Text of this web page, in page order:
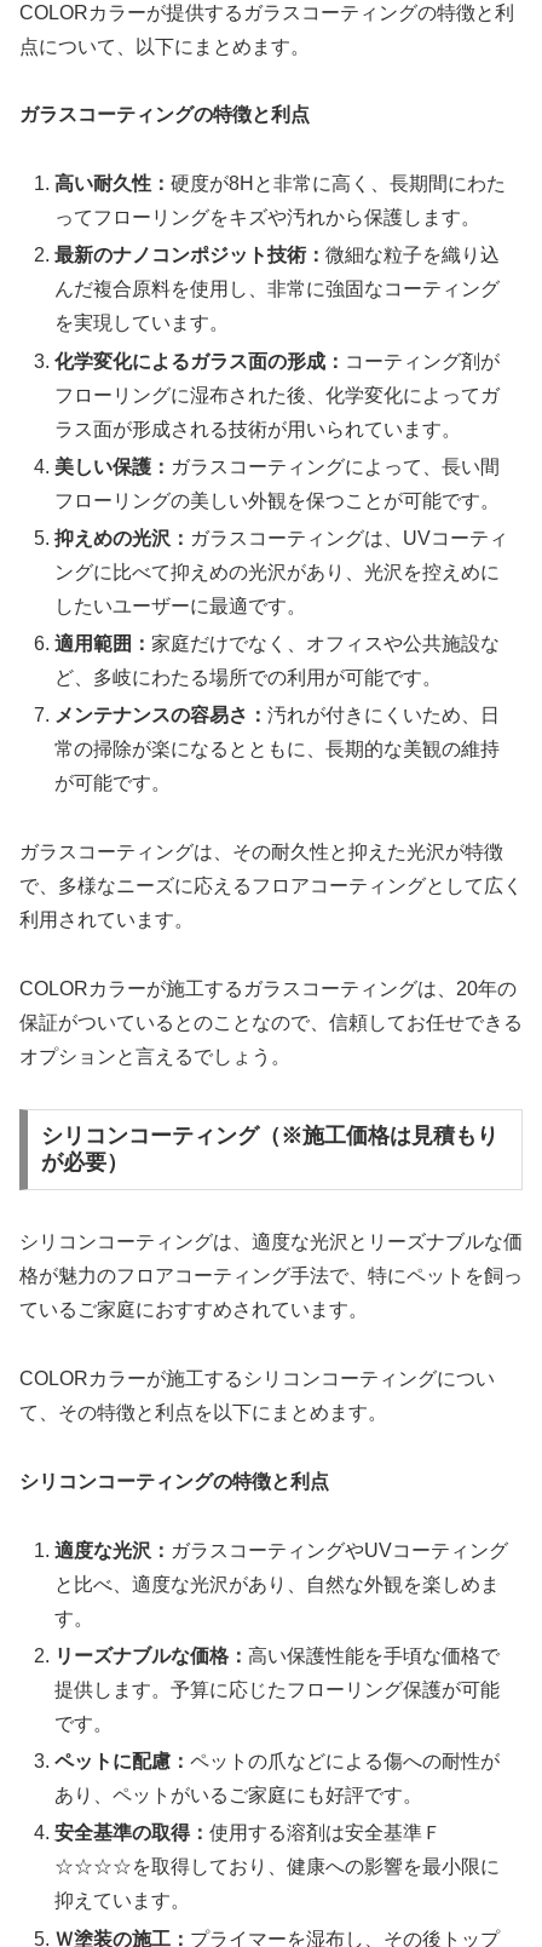
COLORカラーが提供するガラスコーティングの特徴と利
点について、以下にまとめます。
ガラスコーティングの特徴と利点
高い耐久性：硬度が8Hと非常に高く、長期間にわた
ってフローリングをキズや汚れから保護します。
最新のナノコンポジット技術：微細な粒子を織り込
んだ複合原料を使用し、非常に強固なコーティング
を実現しています。
化学変化によるガラス面の形成： コーティング剤が
フローリングに湿布された後、化学変化によってガ
ラス面が形成される技術が用いられています。
美しい保護： ガラスコーティングによって、長い間
フローリングの美しい外観を保つことが可能です。
抑えめの光沢： ガラスコーティングは、UVコーティ
ングに比べて抑えめの光沢があり、光沢を控えめに
したいユーザーに最適です。
適用範囲：家庭だけでなく、オフィスや公共施設な
ど、多岐にわたる場所での利用が可能です。
メンテナンスの容易さ：汚れが付きにくいため、日
常の掃除が楽になるとともに、長期的な美観の維持
が可能です。
ガラスコーティングは、その耐久性と抑えた光沢が特徴
で、多様なニーズに応えるフロアコーティングとして広く
利用されています。
COLORカラーが施工するガラスコーティングは、20年の
保証がついているとのことなので、信頼してお任せできる
オプションと言えるでしょう。
シリコンコーティング（※施工価格は見積もり
が必要）
シリコンコーティングは、適度な光沢とリーズナブルな価
格が魅力のフロアコーティング手法で、特にペットを飼っ
ているご家庭におすすめされています。
COLORカラーが施工するシリコンコーティングについ
て、その特徴と利点を以下にまとめます。
シリコンコーティングの特徴と利点
適度な光沢： ガラスコーティングやUVコーティング
と比べ、適度な光沢があり、自然な外観を楽しめま
す。
リーズナブルな価格：高い保護性能を手頃な価格で
提供します。予算に応じたフローリング保護が可能
です。
ペットに配慮：ペットの爪などによる傷への耐性が
あり、ペットがいるご家庭にも好評です。
安全基準の取得：使用する溶剤は安全基準Ｆ
☆☆☆☆を取得しており、健康への影響を最小限に
抑えています。
Ｗ塗装の施工： プライマーを湿布し、その後トップ